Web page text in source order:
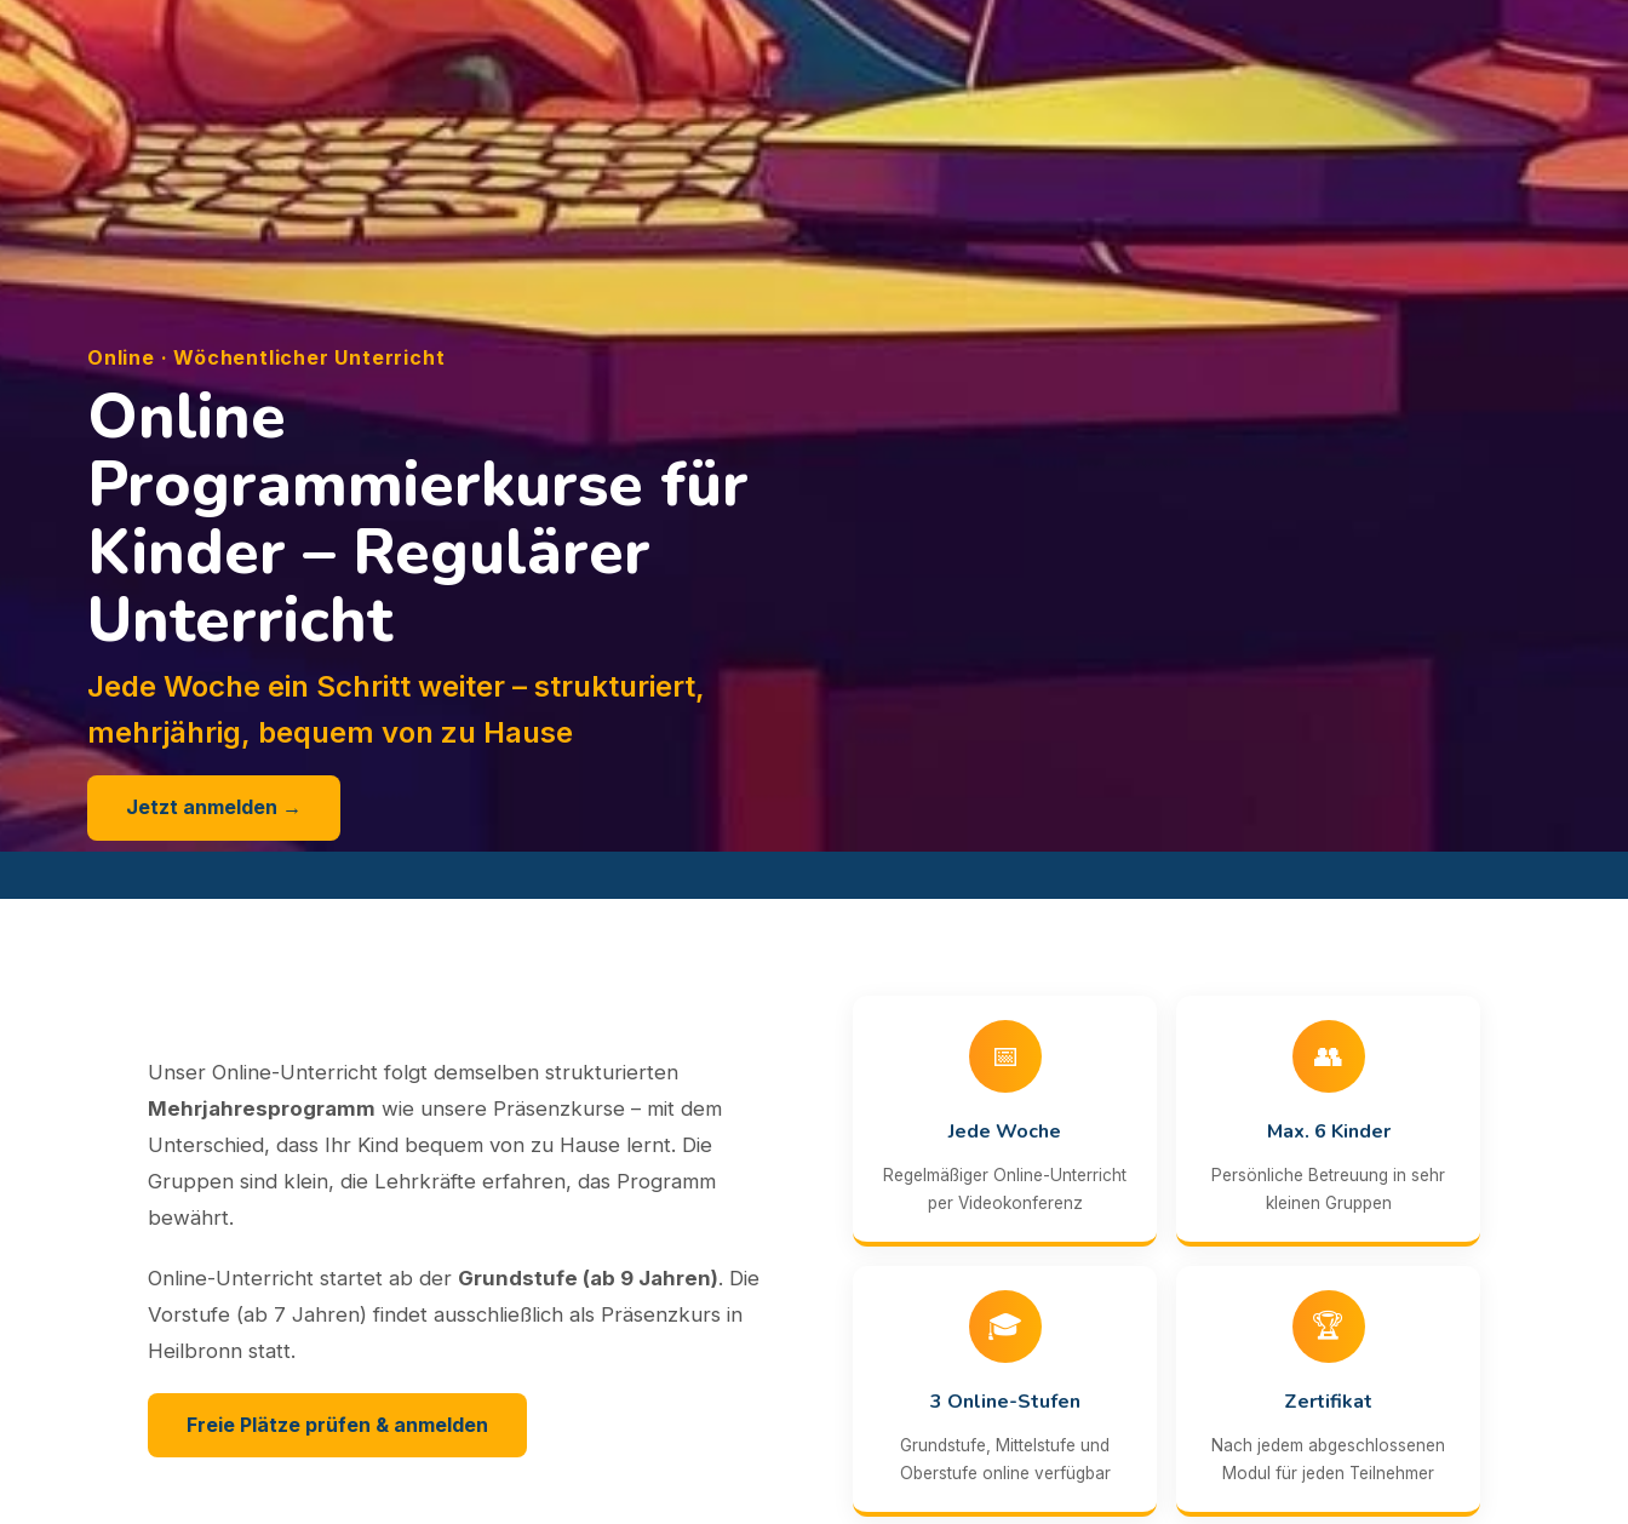
Online · Wöchentlicher Unterricht
Online
Programmierkurse für
Kinder – Regulärer
Unterricht
Jede Woche ein Schritt weiter – strukturiert,
mehrjährig, bequem von zu Hause
Jetzt anmelden →
Unser Online-Unterricht folgt demselben strukturierten
Mehrjahresprogramm wie unsere Präsenzkurse – mit dem
Unterschied, dass Ihr Kind bequem von zu Hause lernt. Die
Gruppen sind klein, die Lehrkräfte erfahren, das Programm
bewährt.
Online-Unterricht startet ab der Grundstufe (ab 9 Jahren). Die
Vorstufe (ab 7 Jahren) findet ausschließlich als Präsenzkurs in
Heilbronn statt.
Freie Plätze prüfen & anmelden
📅
Jede Woche
Regelmäßiger Online-Unterricht
per Videokonferenz
👥
Max. 6 Kinder
Persönliche Betreuung in sehr
kleinen Gruppen
🎓
3 Online-Stufen
Grundstufe, Mittelstufe und
Oberstufe online verfügbar
🏆
Zertifikat
Nach jedem abgeschlossenen
Modul für jeden Teilnehmer